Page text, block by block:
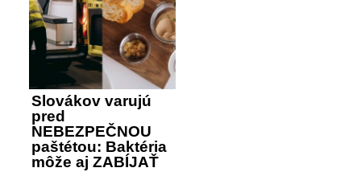
Slovákov varujú
pred
NEBEZPEČNOU
paštétou: Baktéria
môže aj ZABÍJAŤ